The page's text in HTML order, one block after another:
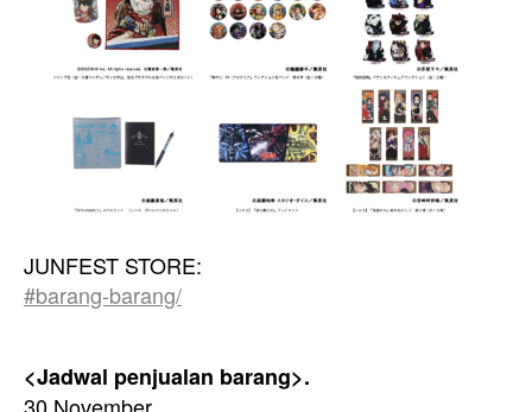
JUNFEST STORE:
#barang-barang/
<Jadwal penjualan barang>.